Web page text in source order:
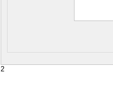
2